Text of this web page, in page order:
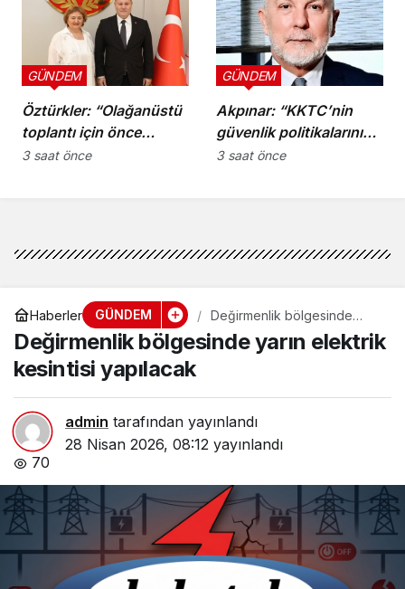
Öztürkler: “Olağanüstü
toplantı için önce
komiteler gerekli
GÜNDEM
3 saat önce
Akpınar: “KKTC’nin
güvenlik politikalarını
bütüncül bir yaklaşımla
GÜNDEM
3 saat önce
Haberler GÜNDEM
Değirmenlik bölgesinde
yarın elektrik kesintisi
yapılacak
Değirmenlik bölgesinde yarın elektrik
kesintisi yapılacak
admin tarafından yayınlandı
28 Nisan 2026, 08:12 yayınlandı
70